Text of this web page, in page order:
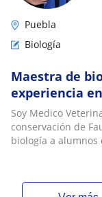
Puebla
Biología
Maestra de
experiencia
conservación
Soy Medico
conservación de
biología a alumnos